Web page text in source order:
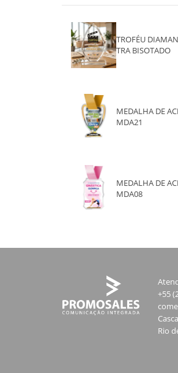
TROFÉU
TRA BISOTADO
MEDALHA DE
MDA21
MEDALHA DE
MDA08
+55
Rio